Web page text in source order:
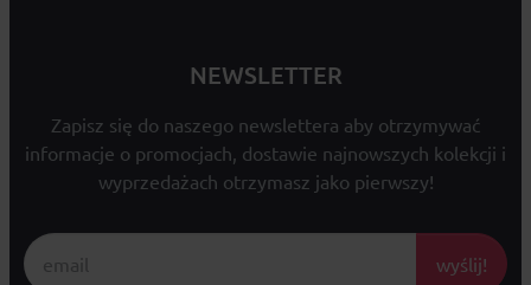
NEWSLETTER
Zapisz się do naszego newslettera aby otrzymywać
informacje o promocjach, dostawie najnowszych kolekcji i
wyprzedażach otrzymasz jako pierwszy!
wyślij!